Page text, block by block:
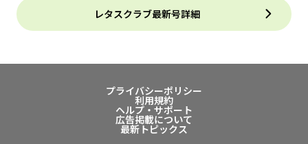
レタスクラブ最新号詳細
プライバシーポリシー
利用規約
ヘルプ・サポート
広告掲載について
最新トピックス